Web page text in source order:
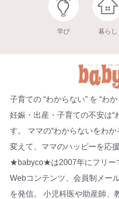
学び 暮らし
子育ての “わからない” を “わか
妊娠・出産・子育ての不安は“
す。 ママの“わからないをわ
変えて、ママのハッピーを応
★babyco★は2007年にフリー
Webコンテンツ、会員制メー
を発信。 小児科医や助産師、